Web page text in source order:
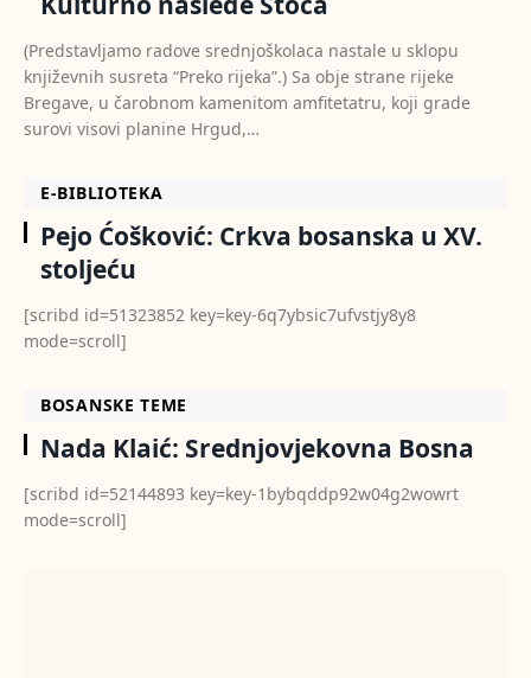
(Predstavljamo radove srednjoškolaca nastale u sklopu
književnih susreta “Preko rijeka”.) Sa obje strane rijeke
Bregave, u čarobnom kamenitom amfitetatru, koji grade
surovi visovi planine Hrgud,…
E-BIBLIOTEKA
Pejo Ćošković: Crkva bosanska u XV.
stoljeću
[scribd id=51323852 key=key-6q7ybsic7ufvstjy8y8
mode=scroll]
BOSANSKE TEME
Nada Klaić: Srednjovjekovna Bosna
[scribd id=52144893 key=key-1bybqddp92w04g2wowrt
mode=scroll]